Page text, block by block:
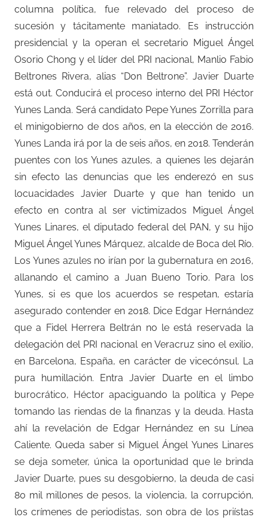
columna política, fue relevado del proceso de
sucesión y tácitamente maniatado. Es instrucción
presidencial y la operan el secretario Miguel Ángel
Osorio Chong y el líder del PRI nacional, Manlio Fabio
Beltrones Rivera, alias “Don Beltrone”. Javier Duarte
está out. Conducirá el proceso interno del PRI Héctor
Yunes Landa. Será candidato Pepe Yunes Zorrilla para
el minigobierno de dos años, en la elección de 2016.
Yunes Landa irá por la de seis años, en 2018. Tenderán
puentes con los Yunes azules, a quienes les dejarán
sin efecto las denuncias que les enderezó en sus
locuacidades Javier Duarte y que han tenido un
efecto en contra al ser victimizados Miguel Ángel
Yunes Linares, el diputado federal del PAN, y su hijo
Miguel Ángel Yunes Márquez, alcalde de Boca del Río.
Los Yunes azules no irían por la gubernatura en 2016,
allanando el camino a Juan Bueno Torio. Para los
Yunes, si es que los acuerdos se respetan, estaría
asegurado contender en 2018. Dice Edgar Hernández
que a Fidel Herrera Beltrán no le está reservada la
delegación del PRI nacional en Veracruz sino el exilio,
en Barcelona, España, en carácter de vicecónsul. La
pura humillación. Entra Javier Duarte en el limbo
burocrático, Héctor apaciguando la política y Pepe
tomando las riendas de la finanzas y la deuda. Hasta
ahí la revelación de Edgar Hernández en su Línea
Caliente. Queda saber si Miguel Ángel Yunes Linares
se deja someter, única la oportunidad que le brinda
Javier Duarte, pues su desgobierno, la deuda de casi
80 mil millones de pesos, la violencia, la corrupción,
los crímenes de periodistas, son obra de los priístas